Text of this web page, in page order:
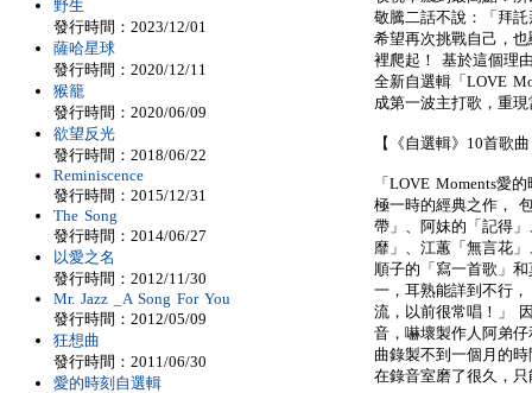
敬騰二話不說：「拜
希望再次挑戰自己，
裡爬起！ 基於這個理
全新自選輯「LOVE
成第一波主打歌，重
【《自選輯》10首歌
「LOVE Moments愛
極一時的經典之作，
帶」、阿妹的「記得
靡」、江蕙「無言花
順子的「寫一首歌」
一，耳熟能詳到不行
流，以前很常唱！」
音，嚇壞製作人阿弟
曲錄製不到一個月的
在錄音室磨了很久，
野生
發行時間：2023/12/01
薩哈星球
發行時間：2020/12/11
猴籠
發行時間：2020/06/09
欲望反光
發行時間：2018/06/22
Reminiscence
發行時間：2015/12/31
The Song
發行時間：2014/06/27
以愛之名
發行時間：2012/11/30
Mr. Jazz _A Song For You
發行時間：2012/05/09
狂想曲
發行時間：2011/06/30
愛的時刻自選輯